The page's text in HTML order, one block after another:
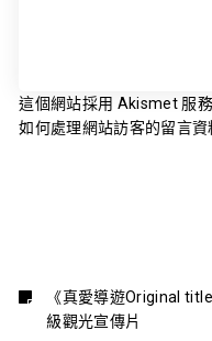
這個網站採用 Akismet 服
如何處理網站訪客的留言資
《真愛導遊Original
級觀光宣傳片